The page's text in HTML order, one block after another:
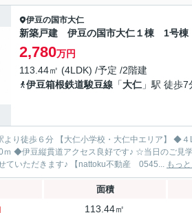
伊豆の国市大仁
新築戸建 伊豆の国市大仁１棟 1号棟
2,780万円
113.44㎡ (4LDK) /予定 /2階建
伊豆箱根鉄道駿豆線 「大仁 」駅 徒歩7
駐車２台可 ◆全居室洋室、２面採光☆ ◆小学
ご見学も対応可能です！ まずはnattoku不動産にお気軽にご相談くださ
ていただきます♪ 【nattoku不動産 0545... もっ
面積
113.44㎡